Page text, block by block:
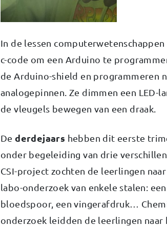
In de lessen
c-code om een Arduino te
de Arduino-shield en programmeren
analogepinnen. Ze dimmen een
de vleugels bewegen van een draak.
Dederdejaars hebben dit eerste
onder begeleiding van drie
CSI-project zochten de leerlingen
labo-onderzoek van enkele stalen:
bloedspoor, een vingerafdruk…
onderzoek leidden de leerlingen